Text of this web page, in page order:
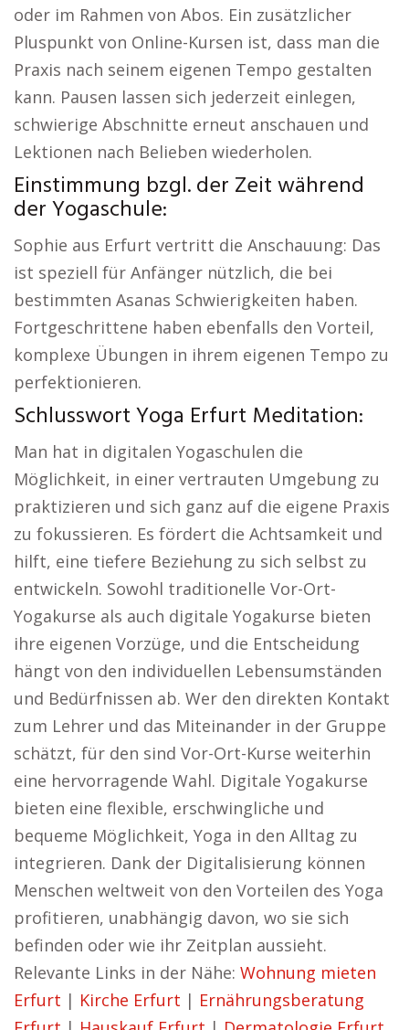
oder im Rahmen von Abos. Ein zusätzlicher
Pluspunkt von Online-Kursen ist, dass man die
Praxis nach seinem eigenen Tempo gestalten
kann. Pausen lassen sich jederzeit einlegen,
schwierige Abschnitte erneut anschauen und
Lektionen nach Belieben wiederholen.
Einstimmung bzgl. der Zeit während
der Yogaschule:
Sophie aus Erfurt vertritt die Anschauung: Das
ist speziell für Anfänger nützlich, die bei
bestimmten Asanas Schwierigkeiten haben.
Fortgeschrittene haben ebenfalls den Vorteil,
komplexe Übungen in ihrem eigenen Tempo zu
perfektionieren.
Schlusswort Yoga Erfurt Meditation:
Man hat in digitalen Yogaschulen die
Möglichkeit, in einer vertrauten Umgebung zu
praktizieren und sich ganz auf die eigene Praxis
zu fokussieren. Es fördert die Achtsamkeit und
hilft, eine tiefere Beziehung zu sich selbst zu
entwickeln. Sowohl traditionelle Vor-Ort-
Yogakurse als auch digitale Yogakurse bieten
ihre eigenen Vorzüge, und die Entscheidung
hängt von den individuellen Lebensumständen
und Bedürfnissen ab. Wer den direkten Kontakt
zum Lehrer und das Miteinander in der Gruppe
schätzt, für den sind Vor-Ort-Kurse weiterhin
eine hervorragende Wahl. Digitale Yogakurse
bieten eine flexible, erschwingliche und
bequeme Möglichkeit, Yoga in den Alltag zu
integrieren. Dank der Digitalisierung können
Menschen weltweit von den Vorteilen des Yoga
profitieren, unabhängig davon, wo sie sich
befinden oder wie ihr Zeitplan aussieht.
Relevante Links in der Nähe: Wohnung mieten
Erfurt | Kirche Erfurt | Ernährungsberatung